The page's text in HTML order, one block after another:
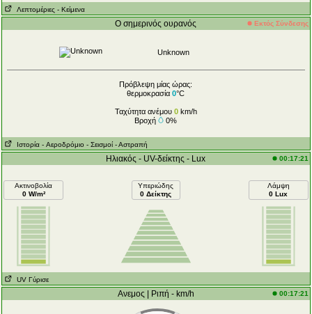
Λεπτομέριες - Κείμενα
Ο σημερινός ουρανός Εκτός Σύνδεσης
Unknown
Πρόβλεψη μίας ώρας:
θερμοκρασία0°C
Ταχύτητα ανέμου 0km/h
Βροχή
0%
Ιστορία - Aεροδρόμιο - Σεισμοί - Αστραπή
Ηλιακός - UV-δείκτης - Lux 00:17:21
Ακτινοβολία
0 W/m²
Υπεριώδης
0 Δείκτης
Λάμψη
0 Lux
UV Γύρισε
Ανεμος | Ριπή - km/h 00:17:21